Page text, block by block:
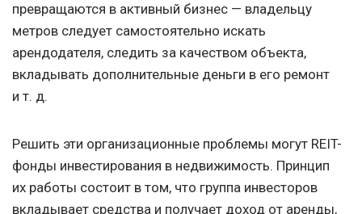
превращаются в активный бизнес — владельцу
метров следует самостоятельно искать
арендодателя, следить за качеством объекта,
вкладывать дополнительные деньги в его ремонт
и т. д.
Решить эти организационные проблемы могут REIT-
фонды инвестирования в недвижимость. Принцип
их работы состоит в том, что группа инвесторов
вкладывает средства и получает доход от аренды,